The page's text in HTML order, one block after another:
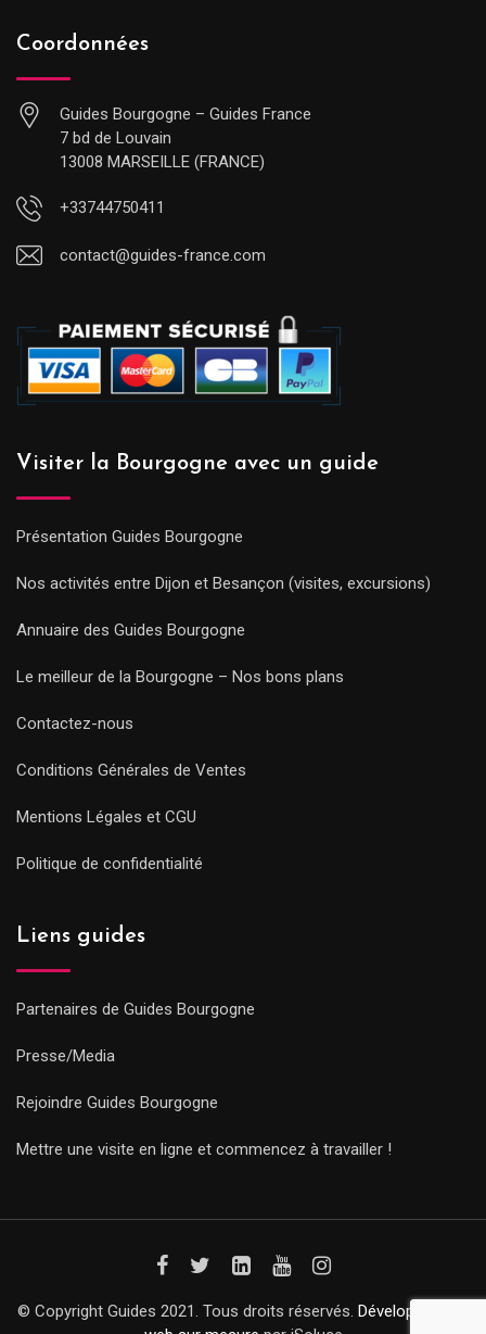
Coordonnées
Guides Bourgogne – Guides France
7 bd de Louvain
13008 MARSEILLE (FRANCE)
+33744750411
contact@guides-france.com
Visiter la Bourgogne avec un guide
Présentation Guides Bourgogne
Nos activités entre Dijon et Besançon (visites, excursions)
Annuaire des Guides Bourgogne
Le meilleur de la Bourgogne – Nos bons plans
Contactez-nous
Conditions Générales de Ventes
Mentions Légales et CGU
Politique de confidentialité
Liens guides
Partenaires de Guides Bourgogne
Presse/Media
Rejoindre Guides Bourgogne
Mettre une visite en ligne et commencez à travailler !
© Copyright Guides 2021. Tous droits réservés. Développement